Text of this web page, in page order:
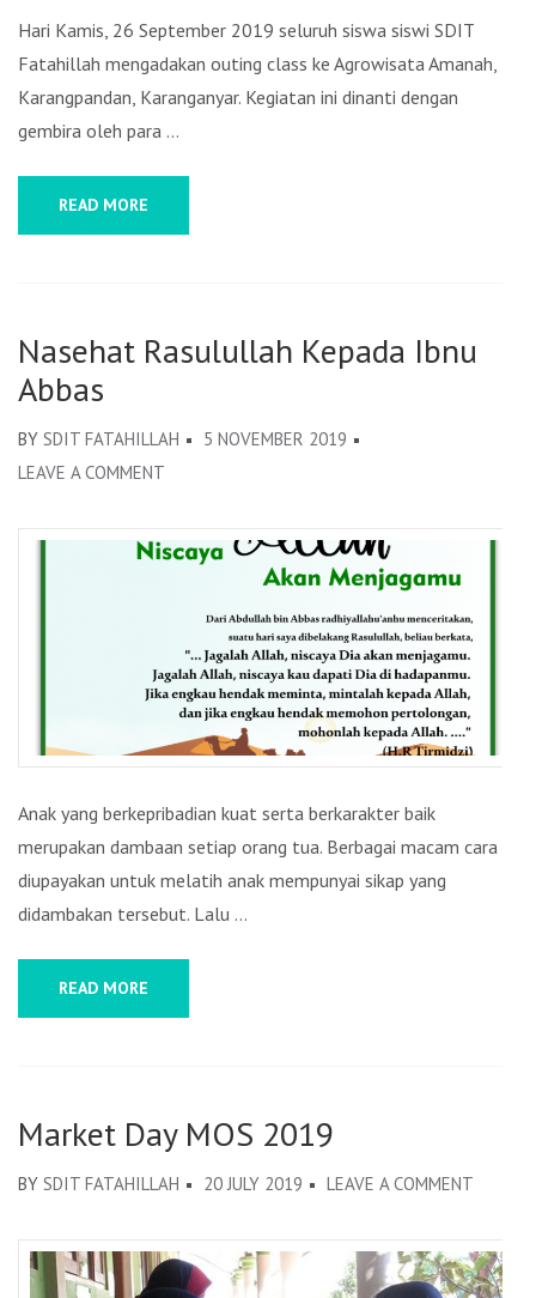
Hari Kamis, 26 September 2019 seluruh siswa siswi SDIT
Fatahillah mengadakan outing class ke Agrowisata Amanah,
Karangpandan, Karanganyar. Kegiatan ini dinanti dengan
gembira oleh para …
READ MORE
Nasehat Rasulullah Kepada Ibnu
Abbas
BY SDIT FATAHILLAH
5 NOVEMBER 2019
LEAVE A COMMENT
RASULULLAH
Anak yang berkepribadian kuat serta berkarakter baik
merupakan dambaan setiap orang tua. Berbagai macam cara
diupayakan untuk melatih anak mempunyai sikap yang
didambakan tersebut. Lalu …
READ MORE
Market Day MOS 2019
BY SDIT FATAHILLAH 20 JULY 2019 LEAVE A COMMENT
DAY
MOS